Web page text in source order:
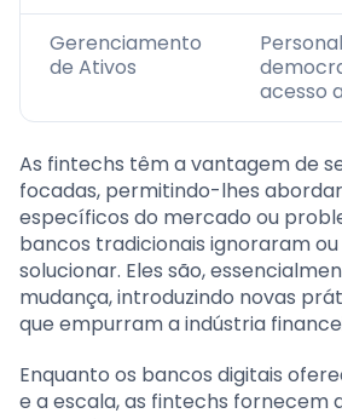
Gerenciamento
de Ativos
acesso
As fintechs têm a vantagem de
focadas, permitindo-lhes
específicos do mercado ou
bancos tradicionais ignoraram
solucionar. Eles são,
mudança, introduzindo novas
que empurram a indústria
Enquanto os bancos digitais
e a escala, as fintechs fornecem